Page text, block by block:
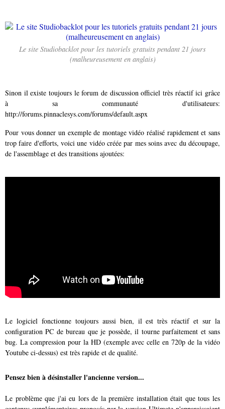
Le site Studiobacklot pour les tutoriels gratuits pendant 21 jours
(malheureusement en anglais)
Sinon il existe toujours le forum de discussion officiel très réactif ici grâce
à sa communauté d'utilisateurs:
http://forums.pinnaclesys.com/forums/default.aspx
Pour vous donner un exemple de montage vidéo réalisé rapidement et sans
trop faire d'efforts, voici une vidéo créée par mes soins avec du découpage,
de l'assemblage et des transitions ajoutées:
Le logiciel fonctionne toujours aussi bien, il est très réactif et sur la
configuration PC de bureau que je possède, il tourne parfaitement et sans
bug. La compression pour la HD (exemple avec celle en 720p de la vidéo
Youtube ci-dessus) est très rapide et de qualité.
Pensez bien à désinstaller l'ancienne version...
Le problème que j'ai eu lors de la première installation était que tous les